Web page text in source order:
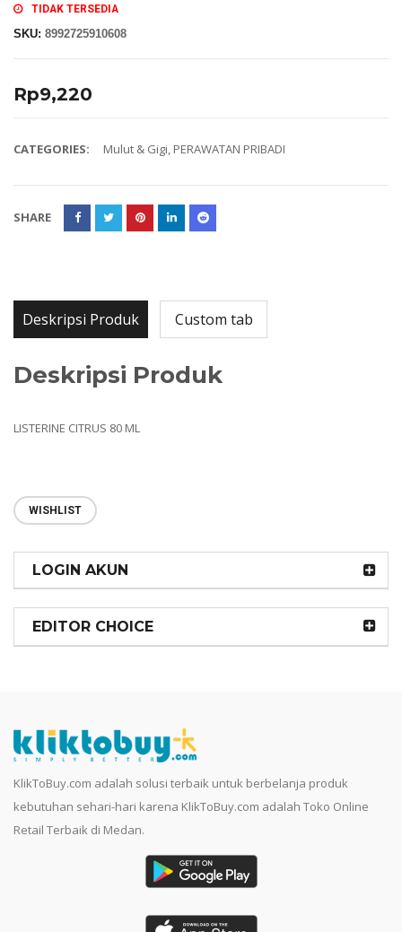
TIDAK TERSEDIA
SKU: 8992725910608
Rp9,220
CATEGORIES: Mulut & Gigi, PERAWATAN PRIBADI
SHARE
Deskripsi Produk Custom tab
Deskripsi Produk
LISTERINE CITRUS 80 ML
WISHLIST
LOGIN AKUN
EDITOR CHOICE
KlikToBuy.com adalah solusi terbaik untuk berbelanja produk
kebutuhan sehari-hari karena KlikToBuy.com adalah Toko Online
Retail Terbaik di Medan.